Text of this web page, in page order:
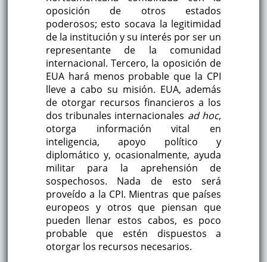
oposición de otros estados
poderosos; esto socava la legitimidad
de la institución y su interés por ser un
representante de la comunidad
internacional. Tercero, la oposición de
EUA hará menos probable que la CPI
lleve a cabo su misión. EUA, además
de otorgar recursos financieros a los
dos tribunales internacionales ad hoc,
otorga información vital en
inteligencia, apoyo político y
diplomático y, ocasionalmente, ayuda
militar para la aprehensión de
sospechosos. Nada de esto será
proveído a la CPI. Mientras que países
europeos y otros que piensan que
pueden llenar estos cabos, es poco
probable que estén dispuestos a
otorgar los recursos necesarios.